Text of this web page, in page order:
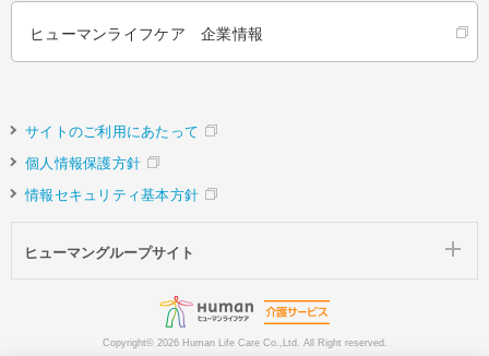
ヒューマンライフケア 企業情報
サイトのご利用にあたって
個人情報保護方針
情報セキュリティ基本方針
ヒューマングループサイト
Copyright© 2026 Human Life Care Co.,Ltd. All Right reserved.